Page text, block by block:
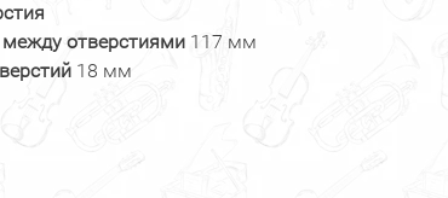
между отверстиями 117 мм
18 мм